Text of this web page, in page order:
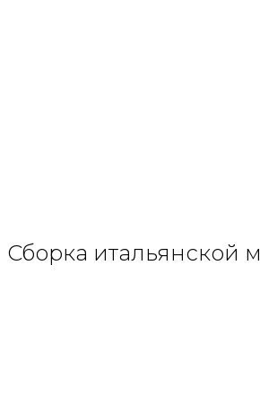
Сборка итальянской